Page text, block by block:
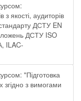
з якості, аудиторів
ДСТУ EN
ДСТУ ISO
ILAC-
"Підготовка
згідно з вимогами